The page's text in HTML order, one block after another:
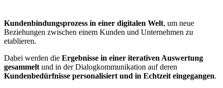
Kundenbindungsprozess in einer digitalen Welt, um neue
Beziehungen zwischen einem Kunden und Unternehmen zu
etablieren.
Dabei werden die Ergebnisse in einer iterativen Auswertung
gesammelt und in der Dialogkommunikation auf deren
Kundenbedürfnisse personalisiert und in Echtzeit eingegangen.